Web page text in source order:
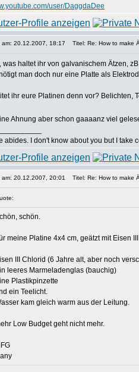
user/DaggdaDee
am: 20.12.2007, 18:17 Titel: Re: How to make
was haltet ihr von galvanischem Ätzen,
man doch nur eine Platte als
ihr eure Platinen denn vor? Belichten,
Ahnung aber schon gaaaanz viel
abides. I don't know about you but I take
am: 20.12.2007, 20:01 Titel: Re: How to make
schön.
meine Platine 4x4 cm, geätzt mit Eisen
III Chlorid (6 Jahre alt, aber noch
leeres Marmeladenglas (bauchig)
Plastikpinzette
ein Teelicht.
kam gleich warm aus der Leitung.
Low Budget geht nicht mehr.